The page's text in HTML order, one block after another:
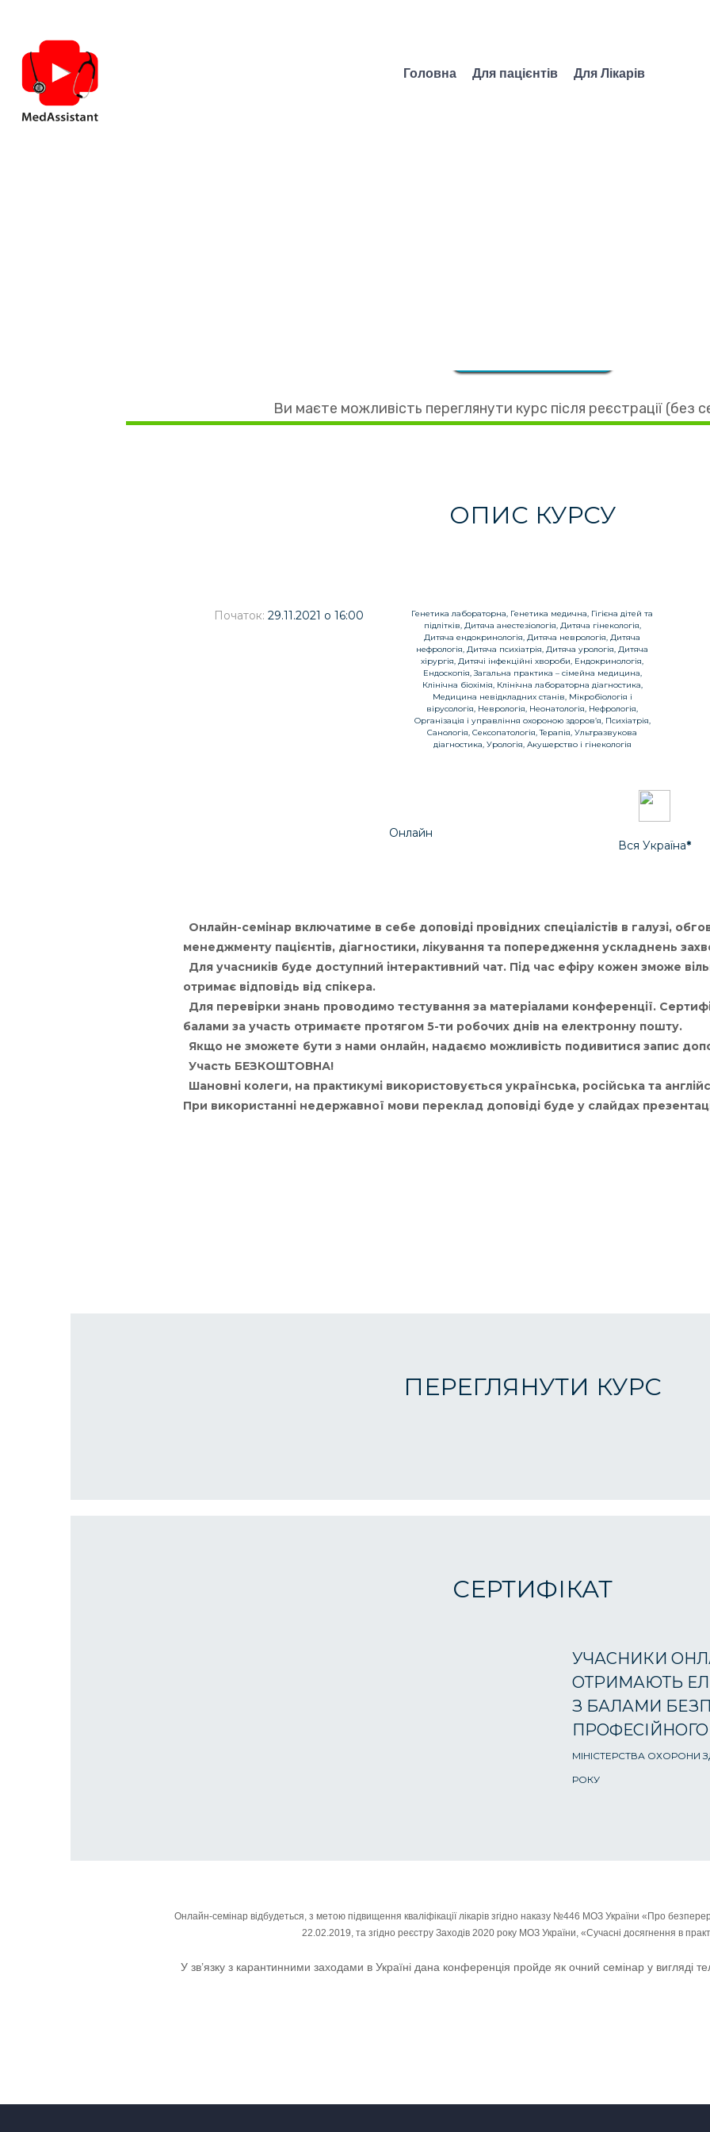
Головна Для пацієнтів Для Лікарів
Ви маєте можливість переглянути курс після реєстрації (без
ОПИС КУРСУ
Початок: 29.11.2021 о 16:00
Генетика лабораторна, Генетика медична, Гігієна дітей та
підлітків, Дитяча анестезіологія, Дитяча гінекологія,
Дитяча ендокринологія, Дитяча неврологія, Дитяча
нефрологія, Дитяча психіатрія, Дитяча урологія, Дитяча
хірургія, Дитячі інфекційні хвороби, Ендокринологія,
Ендоскопія, Загальна практика – сімейна медицина,
Клінічна біохімія, Клінічна лабораторна діагностика,
Медицина невідкладних станів, Мікробіологія і
вірусологія, Неврологія, Неонатологія, Нефрологія,
Організація і управління охороною здоров’я, Психіатрія,
Санологія, Сексопатологія, Терапія, Ультразвукова
діагностика, Урологія, Акушерство і гінекологія
Онлайн
Вся Україна*
Онлайн-семінар включатиме в себе доповіді провідних спеціалістів в галузі,
менеджменту пацієнтів, діагностики, лікування та попередження ускладнень
Для учасників буде доступний інтерактивний чат. Під час ефіру кожен зможе
отримає відповідь від спікера.
Для перевірки знань проводимо тестування за матеріалами конференції.
балами за участь отримаєте протягом 5-ти робочих днів на електронну пошту.
Якщо не зможете бути з нами онлайн, надаємо можливість подивитися запис
Участь БЕЗКОШТОВНА!
Шановні колеги, на практикумі використовується українська, російська та
При використанні недержавної мови переклад доповіді буде у слайдах
ПЕРЕГЛЯНУТИ КУРС
СЕРТИФІКАТ
УЧАСНИКИ
ОТРИМАЮТЬ
З БАЛАМИ
МІНІСТЕРСТВА ОХОРОНИ
РОКУ
Онлайн-семінар відбудеться, з метою підвищення кваліфікації лікарів згідно наказу №446 МОЗ України «Про
22.02.2019, та згідно реєстру Заходів 2020 року МОЗ України, «Сучасні досягнення в
У зв’язку з карантинними заходами в Україні дана конференція пройде як очний семінар у вигляді